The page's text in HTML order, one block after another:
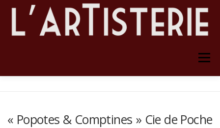
Menu
« Popotes & Comptines » Cie de Poche